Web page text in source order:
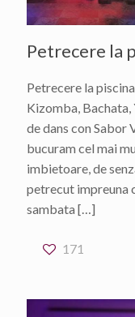
Petrecere la
Petrecere la
Kizomba, Bachata,
de dans con Sabor
bucuram cel mai
imbietoare, de
petrecut impreuna
sambata […]
171